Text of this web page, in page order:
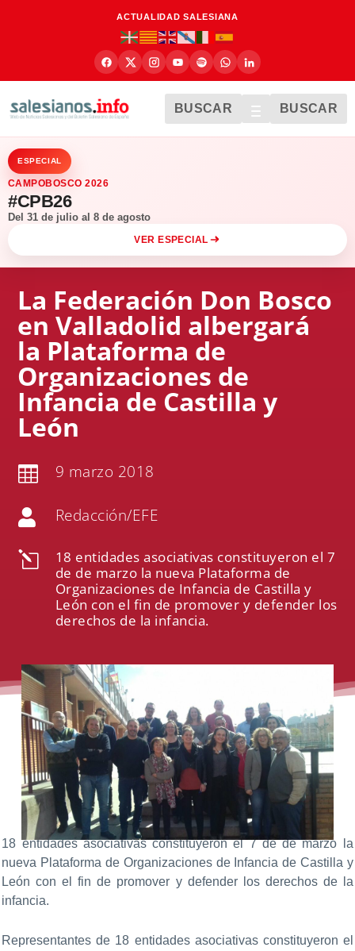
ACTUALIDAD SALESIANA
BUSCAR BUSCAR
ESPECIAL
CAMPOBOSCO 2026
#CPB26
Del 31 de julio al 8 de agosto
VER ESPECIAL
La Federación Don Bosco
en Valladolid albergará
la Plataforma de
Organizaciones de
Infancia de Castilla y
León
 9 marzo 2018
 Redacción/EFE
l
18 entidades asociativas constituyeron el 7
de de marzo la nueva Plataforma de
Organizaciones de Infancia de Castilla y
León con el fin de promover y defender los
derechos de la infancia.
18 entidades asociativas constituyeron el 7 de de marzo la
nueva Plataforma de Organizaciones de Infancia de Castilla y
León con el fin de promover y defender los derechos de la
infancia.
Representantes de 18 entidades asociativas constituyeron el